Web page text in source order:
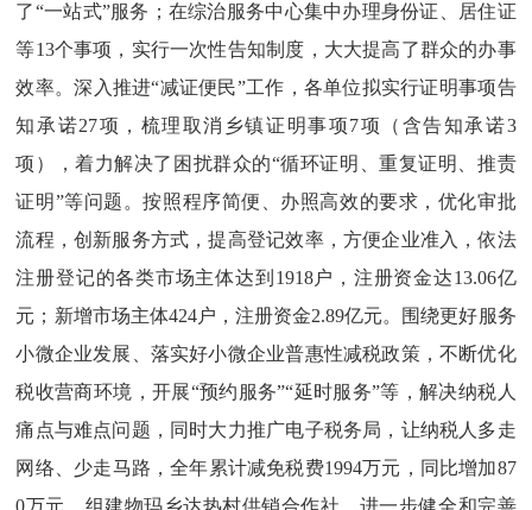
了“一站式”服务 ； 在综治服务中心集中办理身份证、居住证
等13个事项，实行一次性告知制度，大大提高了群众的办事
效率。深入推进“减证便民”工作，各单位拟实行证明事项告
知承诺27项，梳理取消乡镇证明事项7项（含告知承诺3
项），着力解决了 困扰群众的“循环证明、重复证明、推责
证明”等问题。按照程序简便、办照高效的要求，优化审批
流程，创新服务方式，提高登记效率，方便企业准入，依法
注册登记的各类市场主体达到 1918户，注册资金达13.06亿
元 ； 新增市场主体424户，注册资金2.89亿元。围绕更好服务
小微企业发展、落实好小微企业普惠性减税政策，不断优化
税收营商环境，开展“预约服务”“延时服务”等，解决纳税人
痛点与难点问题，同时大力推广电子税务局，让纳税人多走
网络、少走马路 ，全年累计减免税费1994万元，同比增加87
0万元。 组建物玛乡达热村供销合作社 ， 进一步健全和完善